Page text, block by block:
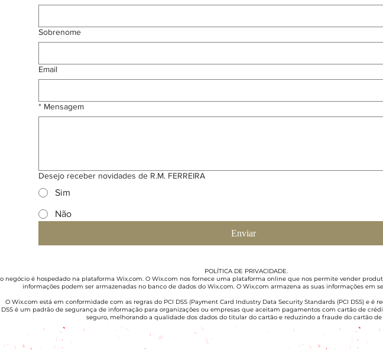
Sobrenome
Email
* Mensagem
Desejo receber novidades de R.M. FERREIRA
Sim
Não
Enviar
POLÍTICA DE PRIVACIDADE.
negócio é hospedado na plataforma Wix.com. O Wix.com nos fornece uma plataforma online que nos permite vender
informações podem ser armazenadas no banco de dados do Wix.com. O Wix.com armazena as suas informações em
O Wix.com está em conformidade com as regras do PCI DSS (Payment Card Industry Data Security Standards (PCI DSS) e é
DSS é um padrão de segurança de informação para organizações ou empresas que aceitam pagamentos com cartão de
seguro, melhorando a qualidade dos dados do titular do cartão e reduzindo a fraude do cartão